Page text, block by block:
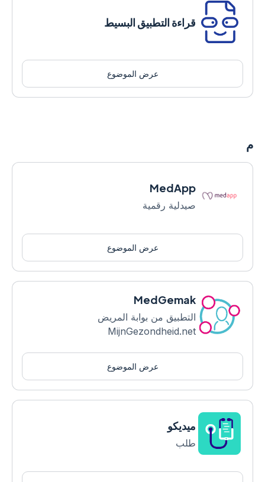
قراءة التطبيق البسيط
عرض الموضوع
م
MedApp
صيدلية رقمية
عرض الموضوع
MedGemak
التطبيق من بوابة المريض
MijnGezondheid.net
عرض الموضوع
ميديكو
طلب